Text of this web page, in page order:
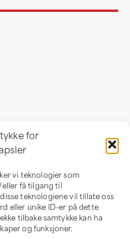
for
vi teknologier som
få tilgang til
teknologiene vil tillate oss
eller unike ID-er på dette
tilbake samtykke kan ha
og funksjoner.
b